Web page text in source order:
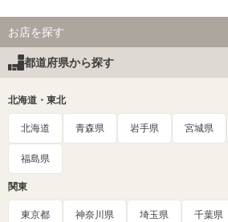
お店を探す
都道府県から探す
北海道・東北
北海道 青森県 岩手県 宮城県
福島県
関東
東京都 神奈川県 埼玉県 千葉県